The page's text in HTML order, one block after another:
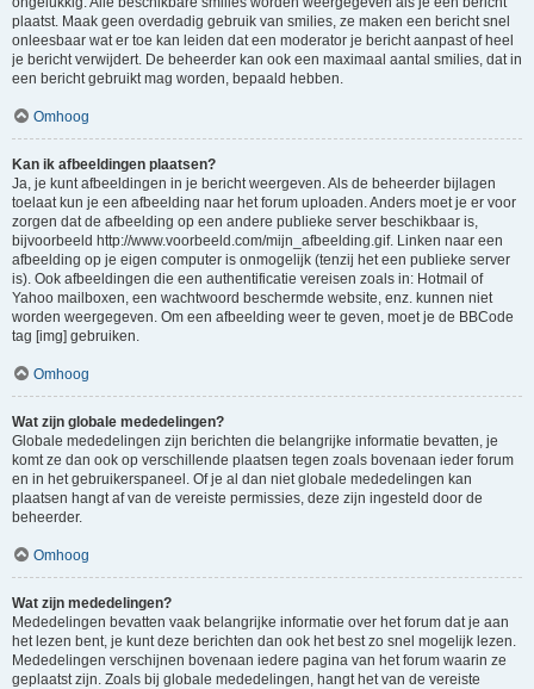
plaatst. Maak geen overdadig gebruik van smilies, ze maken een bericht snel
onleesbaar wat er toe kan leiden dat een moderator je bericht aanpast of heel
je bericht verwijdert. De beheerder kan ook een maximaal aantal smilies, dat in
een bericht gebruikt mag worden, bepaald hebben.
Omhoog
Kan ik afbeeldingen plaatsen?
Ja, je kunt afbeeldingen in je bericht weergeven. Als de beheerder bijlagen
toelaat kun je een afbeelding naar het forum uploaden. Anders moet je er voor
zorgen dat de afbeelding op een andere publieke server beschikbaar is,
bijvoorbeeld http://www.voorbeeld.com/mijn_afbeelding.gif. Linken naar een
afbeelding op je eigen computer is onmogelijk (tenzij het een publieke server
is). Ook afbeeldingen die een authentificatie vereisen zoals in: Hotmail of
Yahoo mailboxen, een wachtwoord beschermde website, enz. kunnen niet
worden weergegeven. Om een afbeelding weer te geven, moet je de BBCode
tag [img] gebruiken.
Omhoog
Wat zijn globale mededelingen?
Globale mededelingen zijn berichten die belangrijke informatie bevatten, je
komt ze dan ook op verschillende plaatsen tegen zoals bovenaan ieder forum
en in het gebruikerspaneel. Of je al dan niet globale mededelingen kan
plaatsen hangt af van de vereiste permissies, deze zijn ingesteld door de
beheerder.
Omhoog
Wat zijn mededelingen?
Mededelingen bevatten vaak belangrijke informatie over het forum dat je aan
het lezen bent, je kunt deze berichten dan ook het best zo snel mogelijk lezen.
Mededelingen verschijnen bovenaan iedere pagina van het forum waarin ze
geplaatst zijn. Zoals bij globale mededelingen, hangt het van de vereiste